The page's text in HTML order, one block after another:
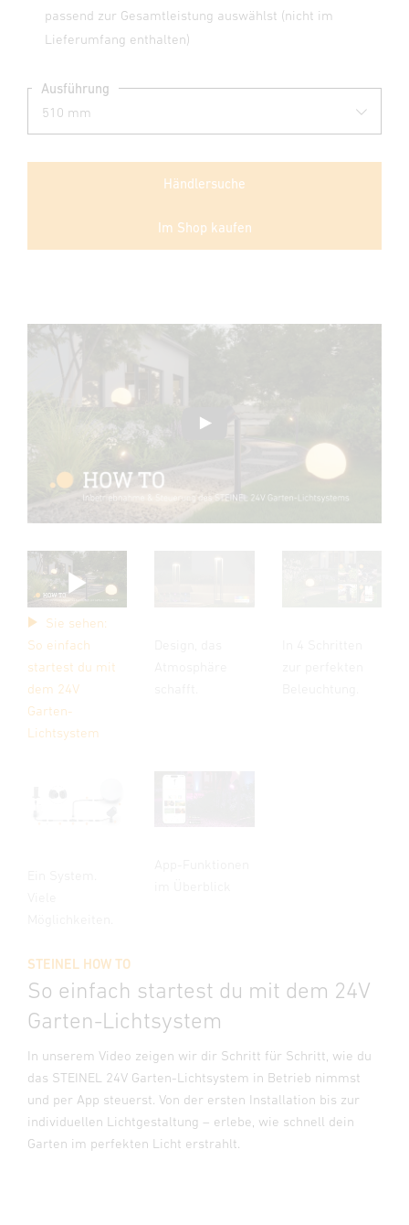
passend zur Gesamtleistung auswählst (nicht im
Lieferumfang enthalten)
Ausführung
Händlersuche
Im Shop kaufen
Sie sehen:
So einfach
startest du mit
dem 24V
Garten-
Lichtsystem
STEINEL HOW TO
So einfach startest du mit dem 24V
Garten-Lichtsystem
In unserem Video zeigen wir dir Schritt für Schritt, wie du
das STEINEL 24V Garten-Lichtsystem in Betrieb nimmst
und per App steuerst. Von der ersten Installation bis zur
individuellen Lichtgestaltung – erlebe, wie schnell dein
Garten im perfekten Licht erstrahlt.